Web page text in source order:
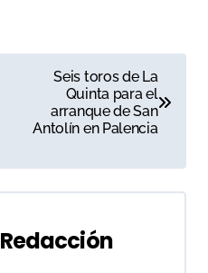
Seis toros de La
Quinta para el
arranque de San
Antolín en Palencia
Redacción